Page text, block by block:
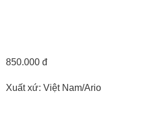
850.000 đ
Xuất xứ: Việt Nam/Ario